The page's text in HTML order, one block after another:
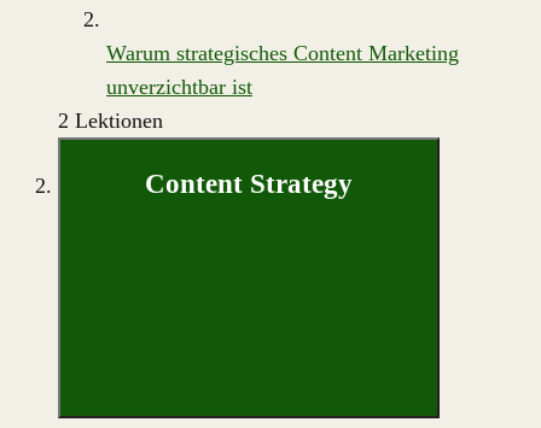
Warum strategisches Content Marketing
unverzichtbar ist
2 Lektionen
Content Strategy